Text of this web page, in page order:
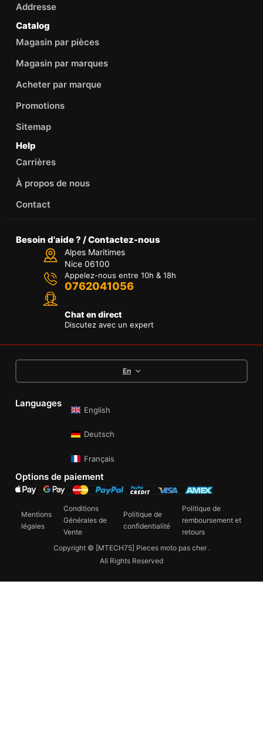
Addresse
Catalog
Magasin par pièces
Magasin par marques
Acheter par marque
Promotions
Sitemap
Help
Carrières
À propos de nous
Contact
Besoin d'aide ? / Contactez-nous
Alpes Maritimes
Nice 06100
Appelez-nous entre 10h & 18h
0762041056
Chat en direct
Discutez avec un expert
En
Languages
English
Deutsch
Français
Options de paiement
Copyright © [MTECH75] Pieces moto pas cher .
All Rights Reserved
Mentions
légales
Conditions
Générales de
Vente
Politique de
confidentialité
Politique de
remboursement et
retours